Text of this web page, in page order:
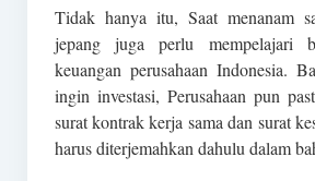
Tidak hanya itu, Saat menanam
jepang juga perlu mempelajari
keuangan perusahaan Indonesia.
ingin investasi, Perusahaan pun
surat kontrak kerja sama dan surat
harus diterjemahkan dahulu dalam